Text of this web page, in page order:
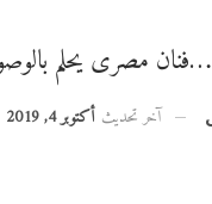
مصرى يحلم
آخر تحديث أكتوبر 4, 2019